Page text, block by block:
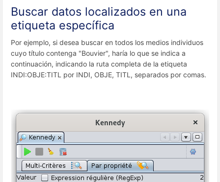
Buscar datos localizados en una
etiqueta específica
Por ejemplo, si desea buscar en todos los medios individuos
cuyo título contenga "Bouvier", haría lo que se indica a
continuación, indicando la ruta completa de la etiqueta
INDI:OBJE:TITL por INDI, OBJE, TITL, separados por comas.